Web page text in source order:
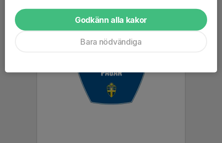
Godkänn alla kakor
Bara nödvändiga